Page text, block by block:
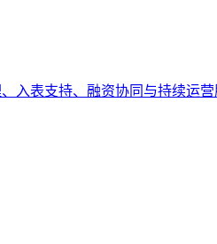
入表支持、融资协同与持续运营